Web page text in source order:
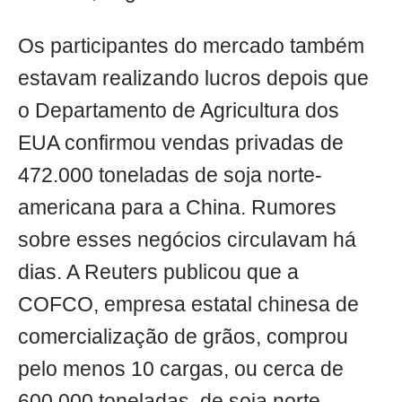
Os participantes do mercado também
estavam realizando lucros depois que
o Departamento de Agricultura dos
EUA confirmou vendas privadas de
472.000 toneladas de soja norte-
americana para a China. Rumores
sobre esses negócios circulavam há
dias. A Reuters publicou que a
COFCO, empresa estatal chinesa de
comercialização de grãos, comprou
pelo menos 10 cargas, ou cerca de